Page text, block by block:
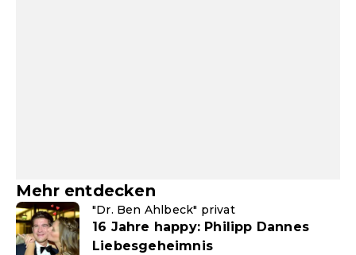
Mehr entdecken
"Dr. Ben Ahlbeck" privat
16 Jahre happy: Philipp Dannes
Liebesgeheimnis